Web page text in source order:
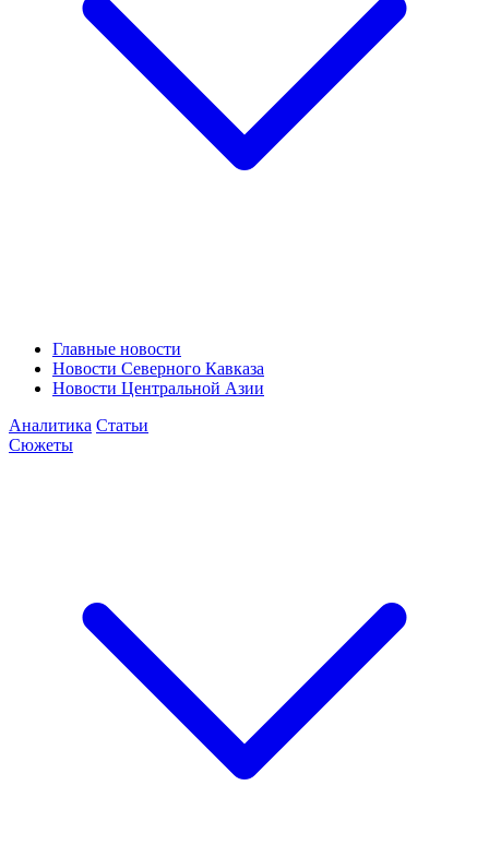
Главные новости
Новости Северного Кавказа
Новости Центральной Азии
Аналитика Статьи
Сюжеты